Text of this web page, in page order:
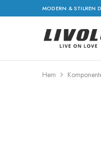
MODERN & STILREN
Livolo
Sverige
Stilren
design
möjlighet
till
ett
Hem